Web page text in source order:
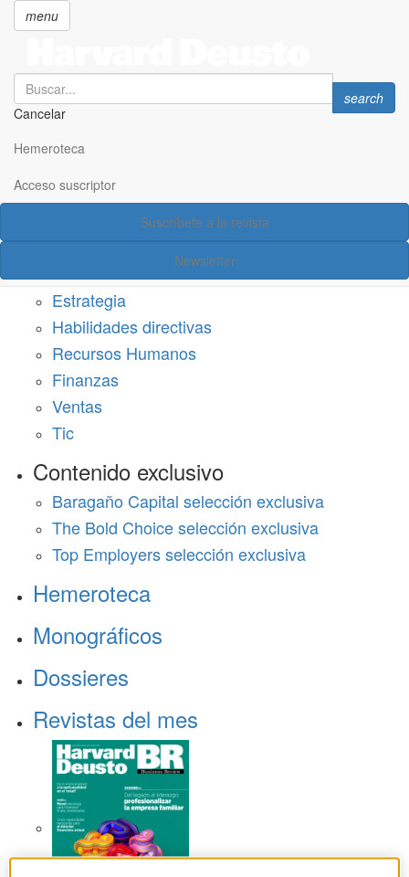
principal
menu
Search
Cancelar
Search
search
Hemeroteca
Acceso suscriptor
Suscríbete a la revista
Newsletter
Acceso suscriptor
Estrategia
Habilidades directivas
Recursos Humanos
Finanzas
Ventas
Tic
Contenido exclusivo
Baragaño Capital selección exclusiva
The Bold Choice selección exclusiva
Top Employers selección exclusiva
Hemeroteca
Monográficos
Dossieres
Revistas del mes